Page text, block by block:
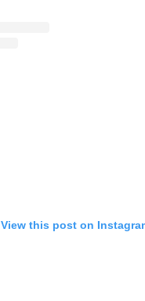
View this post on